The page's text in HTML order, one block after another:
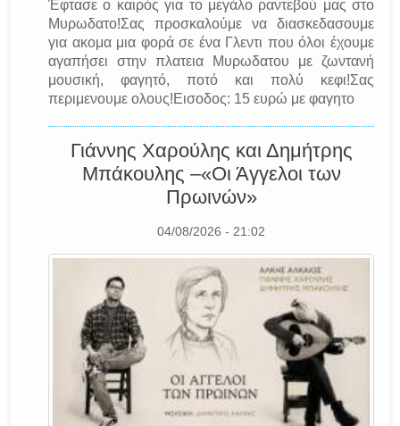
Έφτασε ο καιρός για το μεγάλο ραντεβού μας στο
Μυρωδατο!Σας προσκαλούμε να διασκεδασουμε
για ακομα μια φορά σε ένα Γλεντι που όλοι έχουμε
αγαπήσει στην πλατεια Μυρωδατου με ζωντανή
μουσική, φαγητό, ποτό και πολύ κεφι!Σας
περιμενουμε ολους!Εισοδος: 15 ευρώ με φαγητο
Γιάννης Χαρούλης και Δημήτρης
Μπάκουλης –«Οι Άγγελοι των
Πρωινών»
04/08/2026 - 21:02